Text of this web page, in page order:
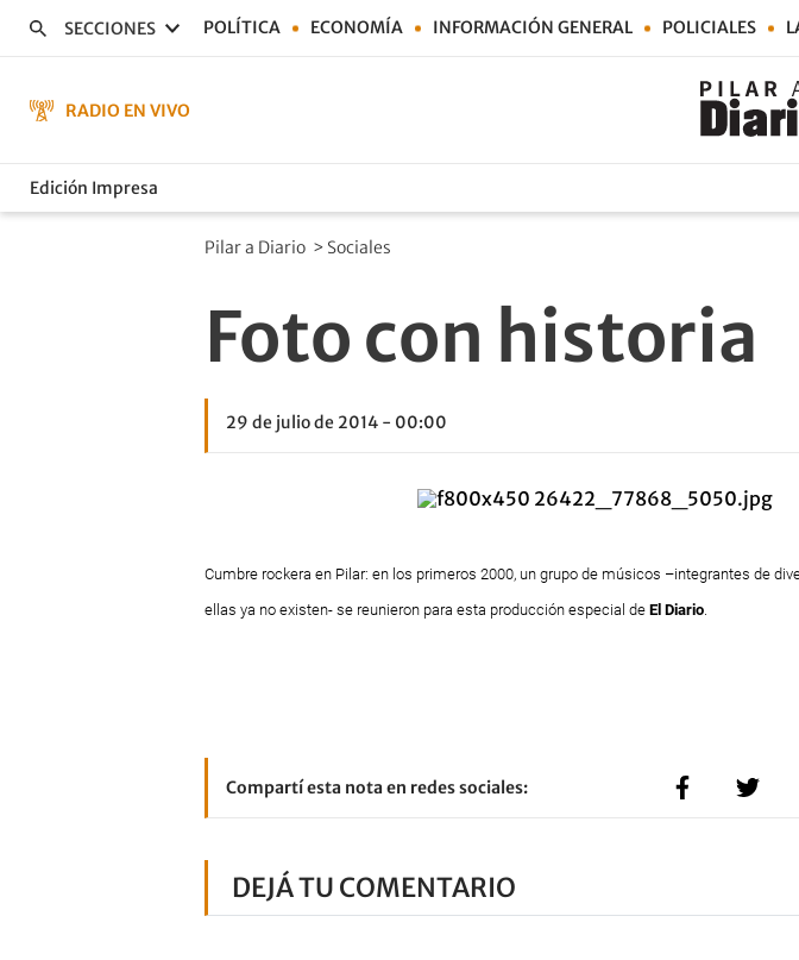
SECCIONES POLÍTICA ECONOMÍA INFORMACIÓN GENERAL POLICIALES
RADIO EN VIVO
Edición Impresa
Pilar a Diario > Sociales
Foto con historia
29 de julio de 2014 - 00:00
Cumbre rockera en Pilar: en los primeros 2000, un grupo de músicos –integrantes de
ellas ya no existen- se reunieron para esta producción especial de El Diario.
Compartí esta nota en redes sociales:
DEJÁ TU COMENTARIO